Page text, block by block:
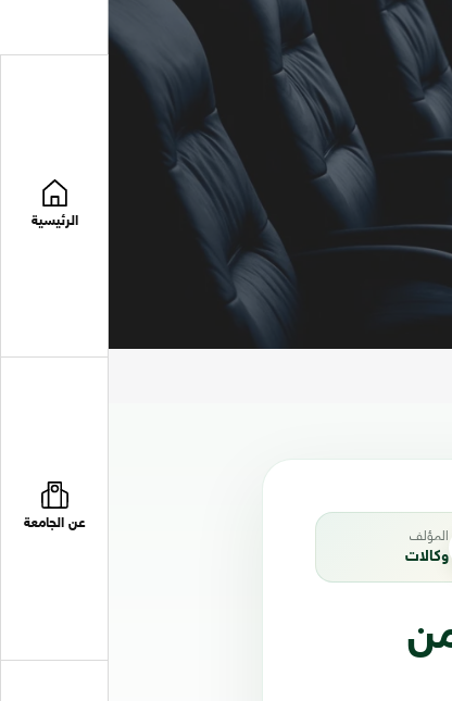
الرئيسية
عن الجامعة المؤلف
وكالات